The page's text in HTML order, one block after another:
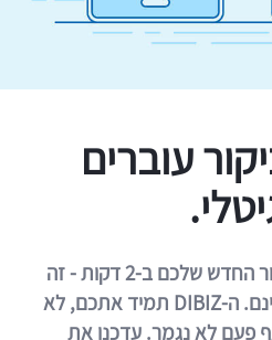
עוברים
עצבו את כרטיס הביקור החדש שלכם ב-2 דקות - זה
קל, זה מרשים וזה בחינם. ה-DIBIZ תמיד אתכם, לא
לא נגמר. עדכנו את